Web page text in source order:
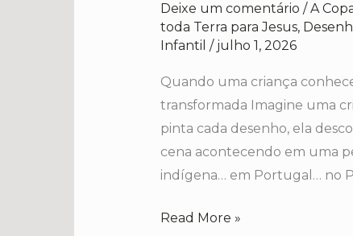
Deixe um comentário / A
toda Terra para Jesus,
Infantil / julho 1, 2026
Quando uma criança
transformada Imagine uma
pinta cada desenho, ela
cena acontecendo em uma
indígena… em Portugal… no
Terra
para
|
Conheça
a
Missão
Biblinha
Turminha
Read More »